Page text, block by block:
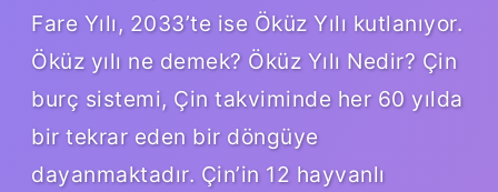
Fare Yılı, 2033’te ise Öküz Yılı kutlanıyor.
Öküz yılı ne demek? Öküz Yılı Nedir? Çin
burç sistemi, Çin takviminde her 60 yılda
bir tekrar eden bir döngüye
dayanmaktadır. Çin’in 12 hayvanlı